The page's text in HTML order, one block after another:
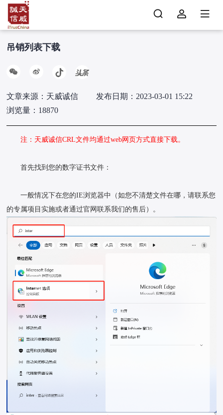
吊销列表下载
文章来源：天威诚信
发布日期：2023-03-01 15:22
浏览量：18870
注：天威诚信CRL文件均通过web网页方式直接下载。
首先找到您的数字证书文件：
一般情况下在您的IE浏览器中（如您不清楚文件在哪，请联系您
的专属项目实施或者通过官网联系我们的售后）。